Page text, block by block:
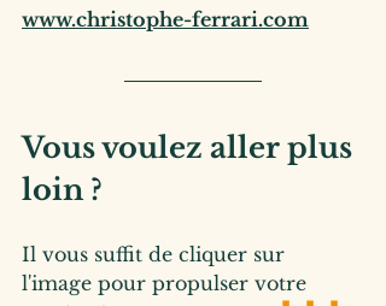
www.christophe-ferrari.com
Vous voulez aller plus
loin ?
Il vous suffit de cliquer sur
l'image pour propulser votre